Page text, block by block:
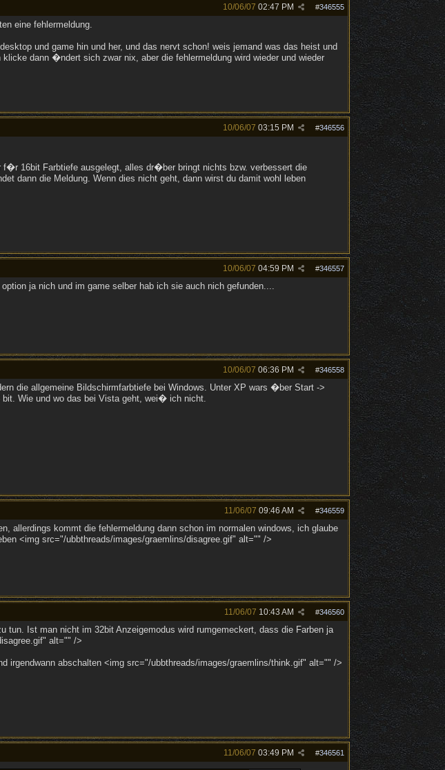
#346555
10/06/07 02:47 PM
eine fehlermeldung.
und game hin und her, und das nervt schon! weis jemand was das heist und
dann �ndert sich zwar nix, aber die fehlermeldung wird wieder und wieder
#346556
10/06/07 03:15 PM
16bit Farbtiefe ausgelegt, alles dr�ber bringt nichts bzw. verbessert die
dann die Meldung. Wenn dies nicht geht, dann wirst du damit wohl leben
#346557
10/06/07 04:59 PM
ja nich und im game selber hab ich sie auch nich gefunden....
#346558
10/06/07 06:36 PM
die allgemeine Bildschirmfarbtiefe bei Windows. Unter XP wars �ber Start ->
Wie und wo das bei Vista geht, wei� ich nicht.
#346559
11/06/07 09:46 AM
allerdings kommt die fehlermeldung dann schon im normalen windows, ich glaube
<img src="/ubbthreads/images/graemlins/disagree.gif" alt="" />
#346560
11/06/07 10:43 AM
tun. Ist man nicht im 32bit Anzeigemodus wird rumgemeckert, dass die Farben ja
alt="" />
irgendwann abschalten <img src="/ubbthreads/images/graemlins/think.gif" alt="" />
#346561
11/06/07 03:49 PM